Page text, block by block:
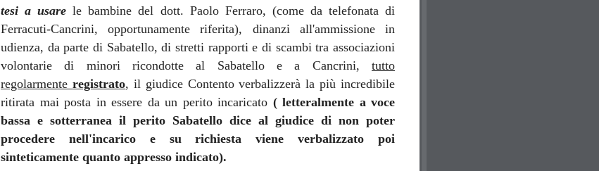
tesi a usare le bambine del dott. Paolo Ferraro, (come da telefonata di
Ferracuti-Cancrini, opportunamente riferita), dinanzi all'ammissione in
udienza, da parte di Sabatello, di stretti rapporti e di scambi tra associazioni
volontarie di minori ricondotte al Sabatello e a Cancrini, tutto
regolarmente registrato, il giudice Contento verbalizzerà la più incredibile
ritirata mai posta in essere da un perito incaricato ( letteralmente a voce
bassa e sotterranea il perito Sabatello dice al giudice di non poter
procedere nell'incarico e su richiesta viene verbalizzato poi
sinteticamente quanto appresso indicato).